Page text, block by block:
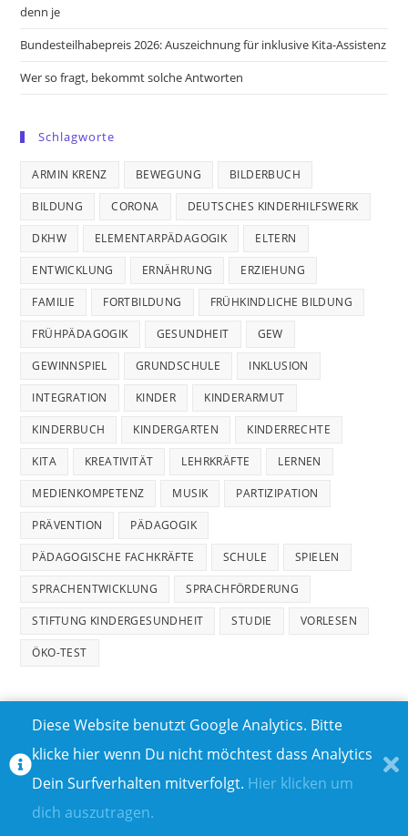
denn je
Bundesteilhabepreis 2026: Auszeichnung für inklusive Kita-Assistenz
Wer so fragt, bekommt solche Antworten
Schlagworte
ARMIN KRENZ BEWEGUNG BILDERBUCH
BILDUNG CORONA DEUTSCHES KINDERHILFSWERK
DKHW ELEMENTARPÄDAGOGIK ELTERN
ENTWICKLUNG ERNÄHRUNG ERZIEHUNG
FAMILIE FORTBILDUNG FRÜHKINDLICHE BILDUNG
FRÜHPÄDAGOGIK GESUNDHEIT GEW
GEWINNSPIEL GRUNDSCHULE INKLUSION
INTEGRATION KINDER KINDERARMUT
KINDERBUCH KINDERGARTEN KINDERRECHTE
KITA KREATIVITÄT LEHRKRÄFTE LERNEN
MEDIENKOMPETENZ MUSIK PARTIZIPATION
PRÄVENTION PÄDAGOGIK
PÄDAGOGISCHE FACHKRÄFTE SCHULE SPIELEN
SPRACHENTWICKLUNG SPRACHFÖRDERUNG
STIFTUNG KINDERGESUNDHEIT STUDIE VORLESEN
ÖKO-TEST
TEILNAHMEBEDINGUNGEN FÜR GEWINNSPIELE
IMPRESSUM
ÜBER UNS I
Diese Website benutzt Google Analytics. Bitte
klicke hier wenn Du nicht möchtest dass Analytics
Dein Surfverhalten mitverfolgt. Hier klicken um
dich auszutragen.